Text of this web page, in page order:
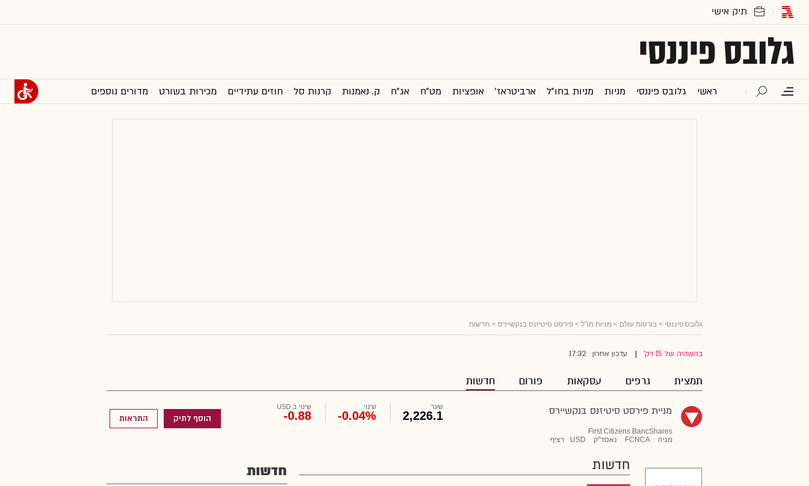
גלובס פיננסי
ראשי גלובס פיננסי מניות מניות בחו"ל ארביטראז' אופציות מט"ח אג"ח ק. נאמנות קרנות סל חוזים עתידיים מכירות בשורט מדורים נוספים
גלובס פיננסי > בורסות עולם > מניות חו"ל > פירסט סיטיזנס בנקשיירס > חדשות
בהשהיה של 15 דק' עדכון אחרון 17:32
תמצית גרפים עסקאות פורום חדשות
מניית פירסט סיטיזנס בנקשיירס
First Citizens BancShares
מניה
FCNCA נאסד"ק USD רציף
שער
2,226.1
שינוי
-0.04%
שינוי ב USD
-0.88 הוסף לתיק התראות
חדשות חדשות